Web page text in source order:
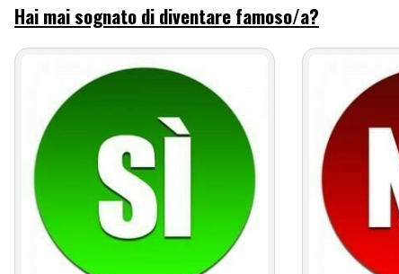
Hai mai sognato di diventare famoso/a?